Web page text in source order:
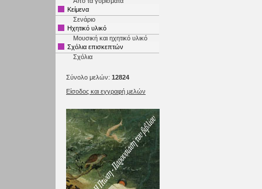
Κείμενα
Σενάριο
Ηχητικό υλικό
Μουσική και ηχητικό υλικό
Σχόλια επισκεπτών
Σχόλια
Σύνολο μελών: 12824
Είσοδος και εγγραφή μελών